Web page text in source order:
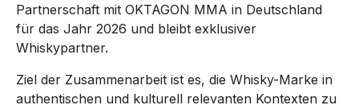
Partnerschaft mit OKTAGON MMA in Deutschland
für das Jahr 2026 und bleibt exklusiver
Whiskypartner.
Ziel der Zusammenarbeit ist es, die Whisky-Marke in
authentischen und kulturell relevanten Kontexten zu